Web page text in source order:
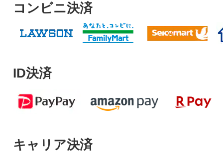
コンビニ決済
ID決済
キャリア決済